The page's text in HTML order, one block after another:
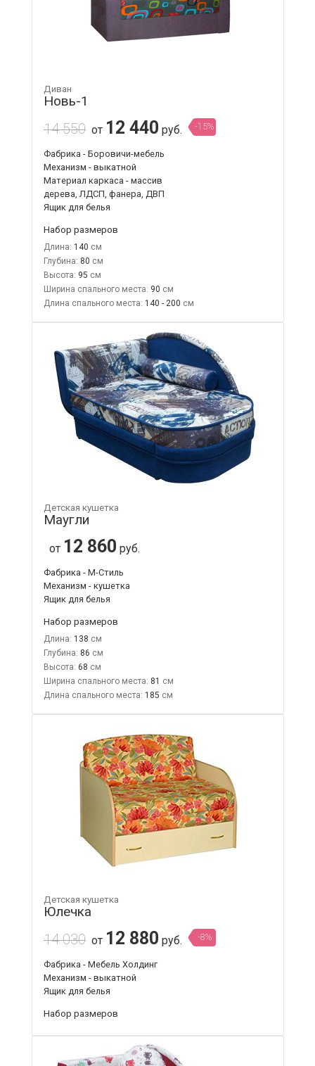
Диван
Новь-1
14 550 от 12 440 руб. -15%
Фабрика - Боровичи-мебель
Механизм - выкатной
Материал каркаса - массив
дерева, ЛДСП, фанера, ДВП
Ящик для белья
Набор размеров
Длина: 140
Глубина: 80
Высота: 95
Ширина спального места: 90
Длина спального места: 140 - 200
Детская кушетка
Маугли
от 12 860 руб.
Фабрика - М-Стиль
Механизм - кушетка
Ящик для белья
Набор размеров
Длина: 138
Глубина: 86
Высота: 68
Ширина спального места: 81
Длина спального места: 185
Детская кушетка
Юлечка
14 030 от 12 880 руб. -8%
Фабрика - Мебель Холдинг
Механизм - выкатной
Ящик для белья
Набор размеров